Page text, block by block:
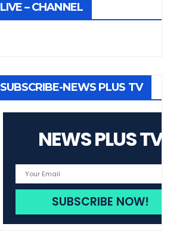
LIVE – CHANNEL
SUBSCRIBE-NEWS PLUS TV
NEWS PLUS TV